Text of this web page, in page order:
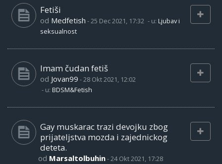
Fetiši
od Medfetish -25 Dec 2021, 17:32 - u: Ljubav i
seksualnost
Imam čudan fetiš
od Jovan99 -28 Okt 2021, 12:02
- u: BDSM&Fetish
Gay muskarac trazi devojku zbog
prijateljstva mozda i zajednickog
deteta.
od Marsaltolbuhin-24 Okt 2021, 17:28